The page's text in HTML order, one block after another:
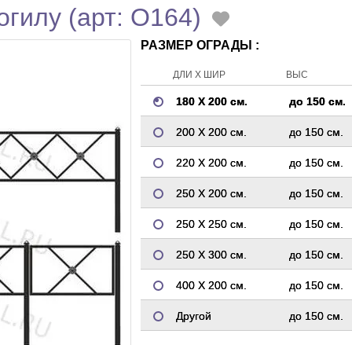
(арт: O164)
РАЗМЕР ОГРАДЫ :
ДЛИ Х ШИР ВЫС
180 Х 200 см. до 150 см.
200 Х 200 см. до 150 см.
220 Х 200 см. до 150 см.
250 Х 200 см. до 150 см.
250 Х 250 см. до 150 см.
250 Х 300 см. до 150 см.
400 Х 200 см. до 150 см.
Другой до 150 см.